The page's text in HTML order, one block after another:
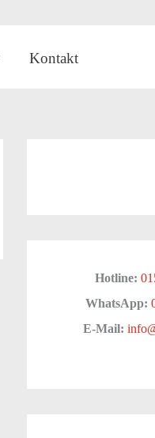
Kontakt
Hotline:
WhatsApp:
E-Mail: